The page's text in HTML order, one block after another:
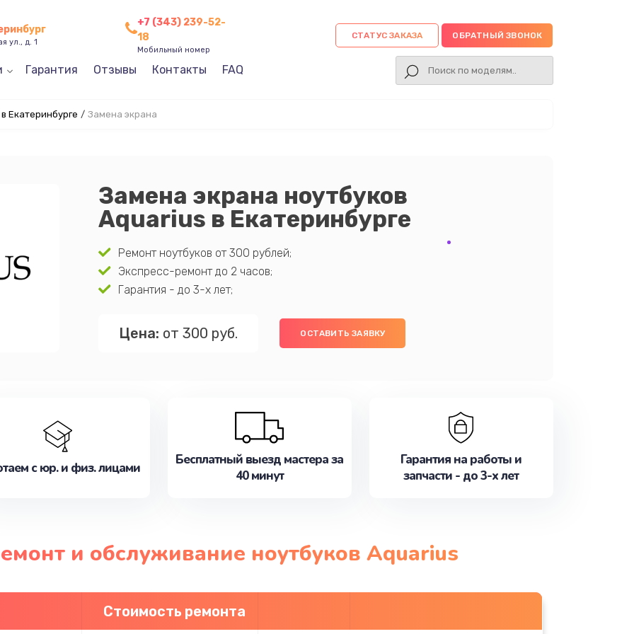
ул., д. 1
+7 (343) 239-52-
18
Мобильный номер
СТАТУС ЗАКАЗА ОБРАТНЫЙ ЗВОНОК
Гарантия Отзывы Контакты FAQ
Екатеринбурге / Замена экрана
Замена экрана ноутбуков
Aquarius в Екатеринбурге
Ремонт ноутбуков от 300 рублей;
Экспресс-ремонт до 2 часов;
Гарантия - до 3-х лет;
Цена: от 300 руб. ОСТАВИТЬ ЗАЯВКУ
с юр. и физ. лицами
Бесплатный выезд мастера за
40 минут
Гарантия на работы и
запчасти - до 3-х лет
и обслуживание ноутбуков Aquarius
Стоимость ремонта